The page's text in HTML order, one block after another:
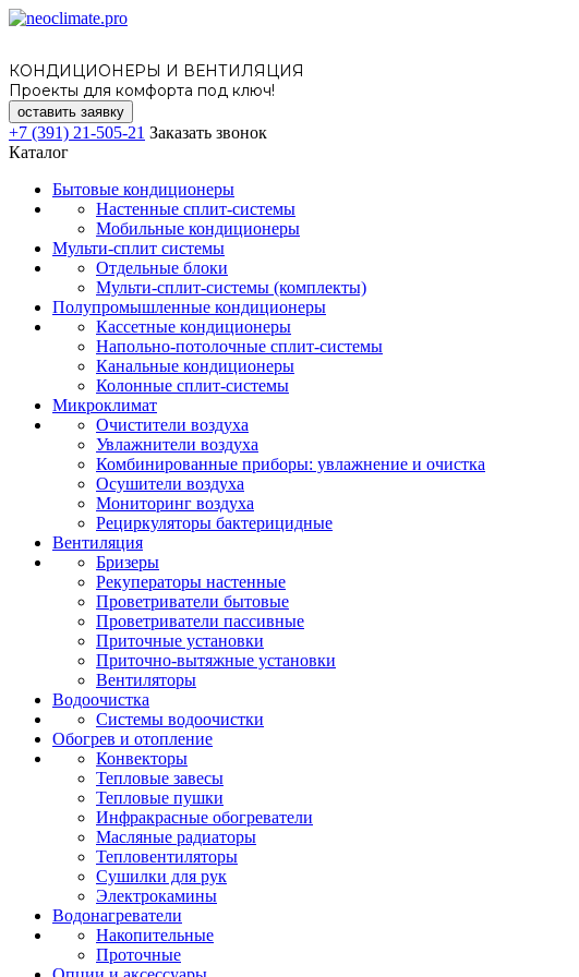
КОНДИЦИОНЕРЫ И ВЕНТИЛЯЦИЯ
Проекты для комфорта под ключ!
оставить заявку
+7 (391) 21-505-21 Заказать звонок
Каталог
Бытовые кондиционеры
Настенные сплит-системы
Мобильные кондиционеры
Мульти-сплит системы
Отдельные блоки
Мульти-сплит-системы (комплекты)
Полупромышленные кондиционеры
Кассетные кондиционеры
Напольно-потолочные сплит-системы
Канальные кондиционеры
Колонные сплит-системы
Микроклимат
Очистители воздуха
Увлажнители воздуха
Комбинированные приборы: увлажнение и очистка
Осушители воздуха
Мониторинг воздуха
Рециркуляторы бактерицидные
Вентиляция
Бризеры
Рекуператоры настенные
Проветриватели бытовые
Проветриватели пассивные
Приточные установки
Приточно-вытяжные установки
Вентиляторы
Водоочистка
Системы водоочистки
Обогрев и отопление
Конвекторы
Тепловые завесы
Тепловые пушки
Инфракрасные обогреватели
Масляные радиаторы
Тепловентиляторы
Сушилки для рук
Электрокамины
Водонагреватели
Накопительные
Проточные